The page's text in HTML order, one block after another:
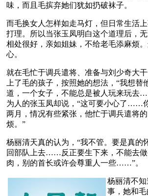
味，而且毛摈弃她们犹如扔破袜子。
而毛换女人怎样如走马灯，但日常生活
打理。所以当张玉凤明白这个道理后，
相处很好，亲如姐妹，不给老毛添麻烦
心。
就在毛忙于调兵遣将、准备与刘少奇大
上了毛的孩子，按照她的想法，“我想
道，一个女子，不能总是被人玩来玩去
为人的张玉凤却说，“这可要小心了……
两月，情况有些紧张，他忙于调兵遣将
烦。”
杨丽清天真的认为，“我不管。要是真的
回部队上去……反正要生下来，不能去
肉，别的首长或许会尊重人一些……”。
杨丽清不
事，她和